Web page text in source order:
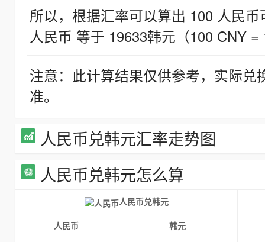
所以，根据汇率可以算出 100 人民
人民币 等于 19633韩元（100 CNY =
注意：此计算结果仅供参考，实际
准。
人民币兑韩元汇率走势图
人民币兑韩元怎么算
人民币兑韩元
人民币
韩元